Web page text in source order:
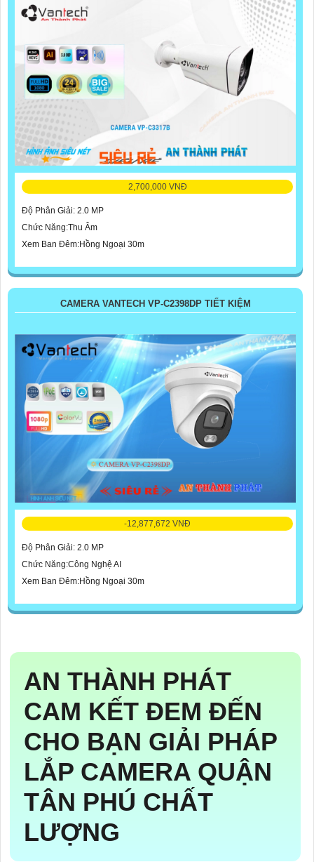
2,700,000 VNĐ
Độ Phân Giải: 2.0 MP
Chức Năng:Thu Âm
Xem Ban Đêm:Hồng Ngoại 30m
CAMERA VANTECH VP-C2398DP TIẾT KIỆM
-12,877,672 VNĐ
Độ Phân Giải: 2.0 MP
Chức Năng:Công Nghệ AI
Xem Ban Đêm:Hồng Ngoại 30m
AN THÀNH PHÁT
CAM KẾT ĐEM ĐẾN
CHO BẠN GIẢI PHÁP
LẮP CAMERA QUẬN
TÂN PHÚ CHẤT
LƯỢNG